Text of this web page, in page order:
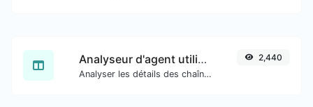
Analyseur d'agent utilisateur
Analyser les détails des chaînes d'agent utilisateur.
2,440